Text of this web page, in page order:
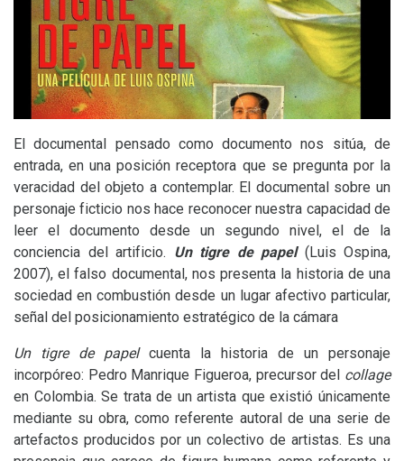
El documental pensado como documento nos sitúa, de
entrada, en una posición receptora que se pregunta por la
veracidad del objeto a contemplar. El documental sobre un
personaje ficticio nos hace reconocer nuestra capacidad de
leer el documento desde un segundo nivel, el de la
conciencia del artificio. Un tigre de papel (Luis Ospina,
2007), el falso documental, nos presenta la historia de una
sociedad en combustión desde un lugar afectivo particular,
señal del posicionamiento estratégico de la cámara
Un tigre de papel cuenta la historia de un personaje
incorpóreo: Pedro Manrique Figueroa, precursor del collage
en Colombia. Se trata de un artista que existió únicamente
mediante su obra, como referente autoral de una serie de
artefactos producidos por un colectivo de artistas. Es una